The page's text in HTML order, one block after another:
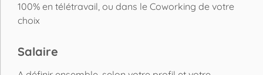
100% en télétravail, ou dans le Coworking de votre
choix
Salaire